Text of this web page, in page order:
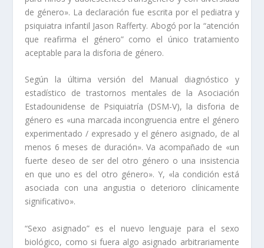
de género». La declaración fue escrita por el pediatra y
psiquiatra infantil Jason Rafferty. Abogó por la “atención
que reafirma el género” como el único tratamiento
aceptable para la disforia de género.
Según la última versión del Manual diagnóstico y
estadístico de trastornos mentales de la Asociación
Estadounidense de Psiquiatría (DSM-V), la disforia de
género es «una marcada incongruencia entre el género
experimentado / expresado y el género asignado, de al
menos 6 meses de duración». Va acompañado de «un
fuerte deseo de ser del otro género o una insistencia
en que uno es del otro género». Y, «la condición está
asociada con una angustia o deterioro clínicamente
significativo».
“Sexo asignado” es el nuevo lenguaje para el sexo
biológico, como si fuera algo asignado arbitrariamente